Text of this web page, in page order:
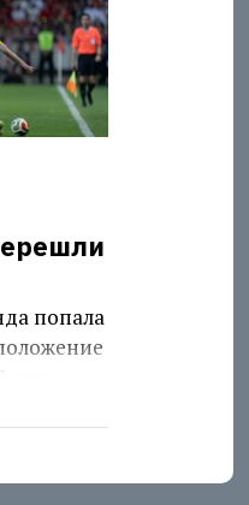
попала